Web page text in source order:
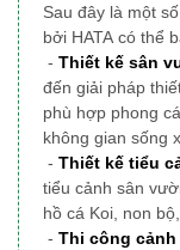
Sau đây là một
bởi HATA có thể
- Thiết kế sân
đến giải pháp
phù hợp phong
không gian sống
- Thiết kế tiểu
tiểu cảnh sân
hồ cá Koi, non
- Thi công